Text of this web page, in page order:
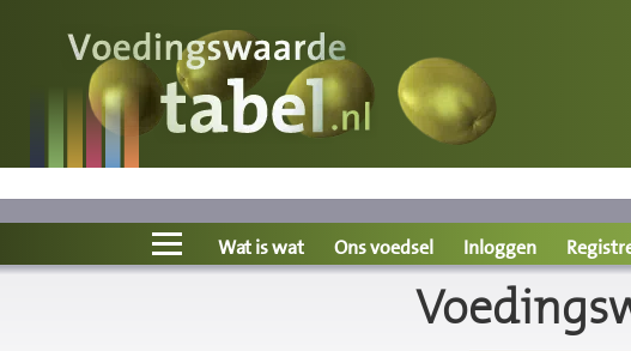
Voedingswaarde
Wat is wat?
Ons voedsel
Wat is wat Ons voedsel Inloggen